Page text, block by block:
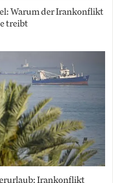
Warum der Irankonflikt
treibt
Irankonflikt